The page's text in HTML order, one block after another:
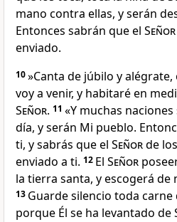
mano contra ellas, y serán
Entonces sabrán que el Señor
enviado.
10»Canta de júbilo y
voy a venir, y habitaré en
Señor. 11 «Y muchas
día, y serán Mi pueblo.
ti, y sabrás que el Señorde
enviado a ti. 12 El Señor
la tierra santa, y escogerá de
13 Guarde silencio toda carne
porque Él se ha levantado de